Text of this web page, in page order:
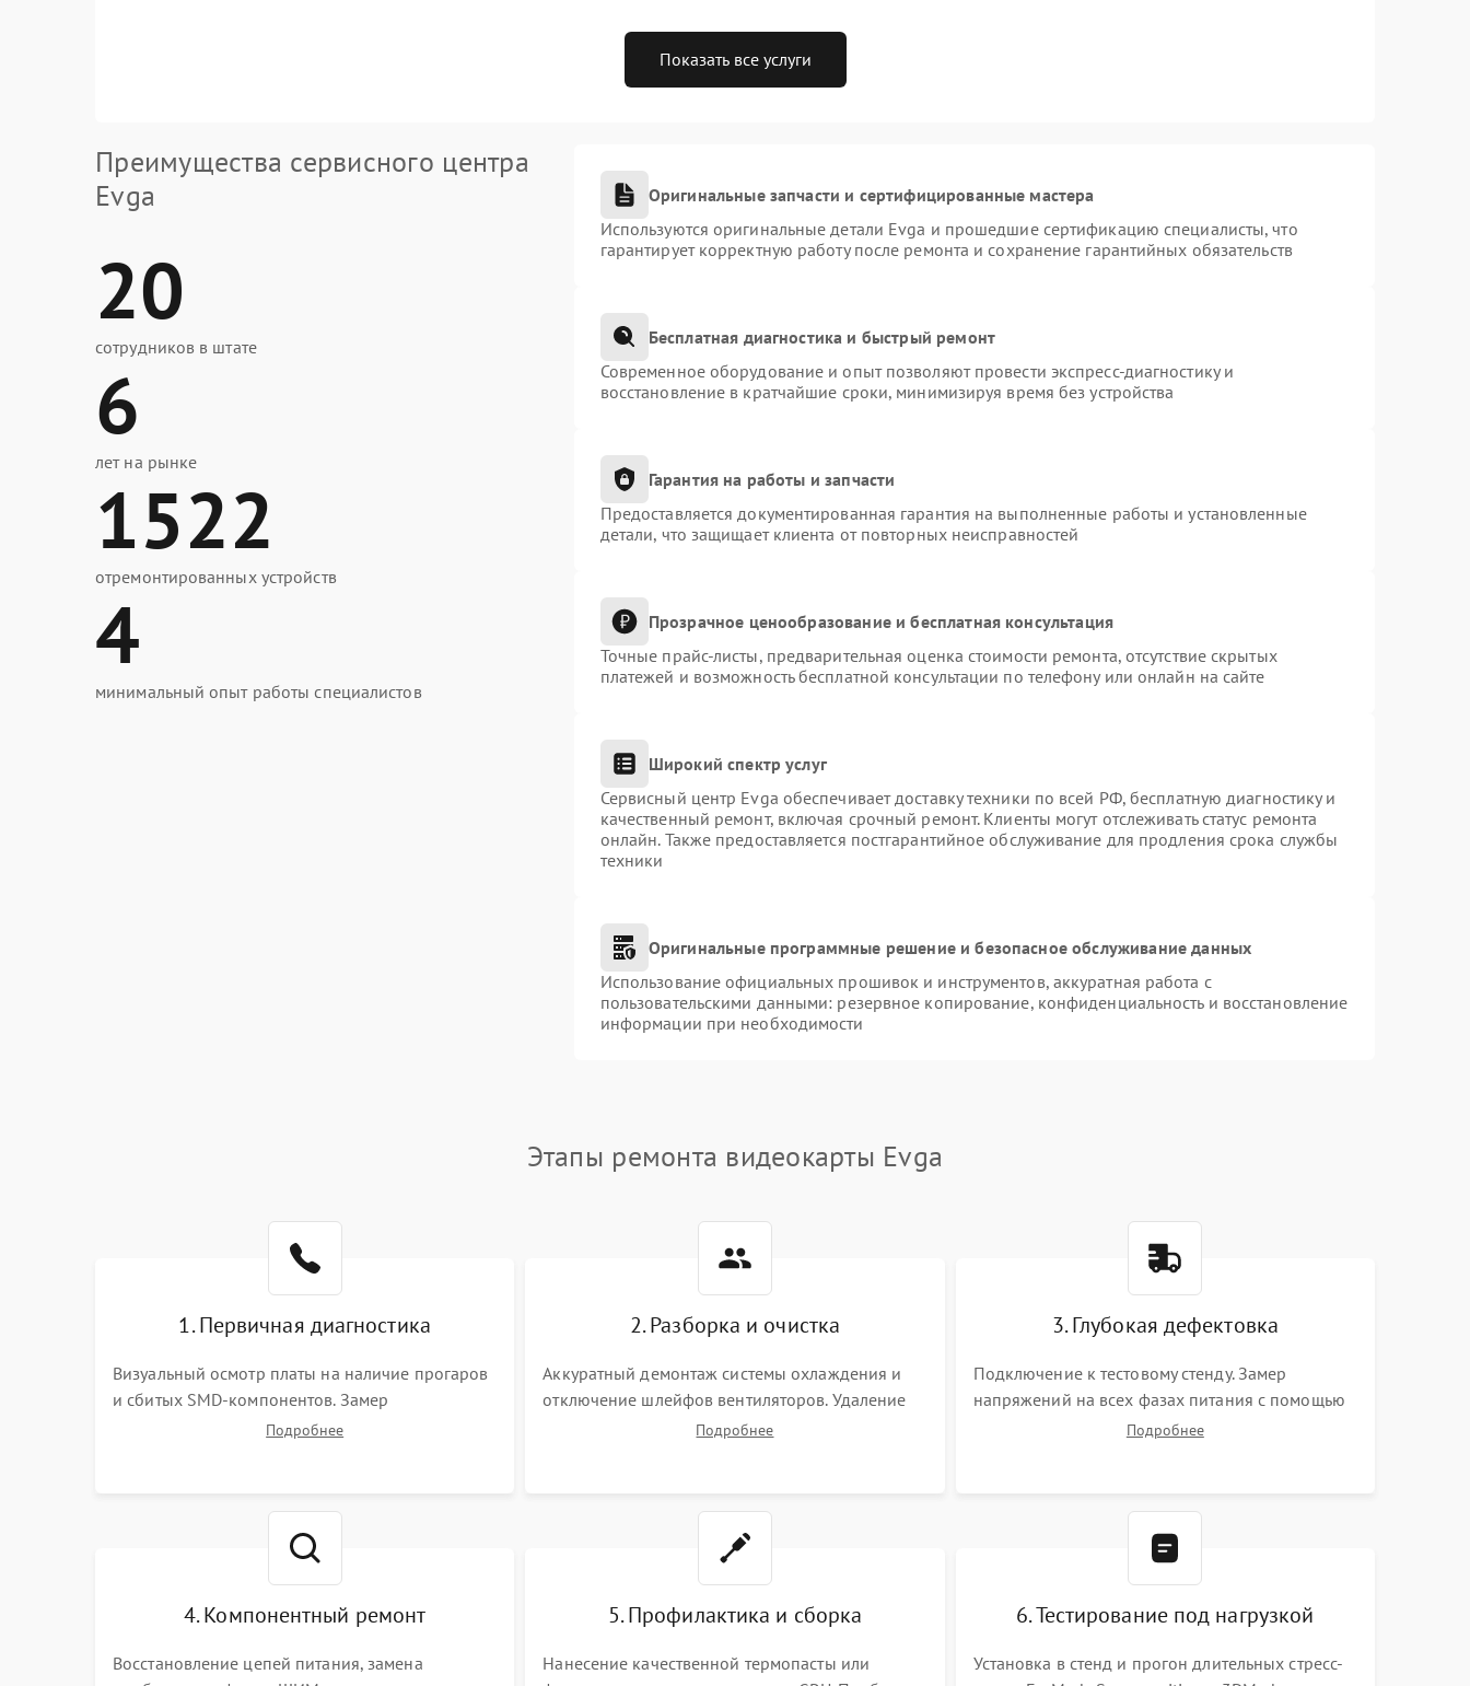
Показать все услуги
Преимущества сервисного центра
Evga
20
сотрудников в штате
6
лет на рынке
1522
отремонтированных устройств
4
минимальный опыт работы специалистов
Оригинальные запчасти и сертифицированные мастера
Используются оригинальные детали Evga и прошедшие сертификацию специалисты, что
гарантирует корректную работу после ремонта и сохранение гарантийных обязательств
Бесплатная диагностика и быстрый ремонт
Современное оборудование и опыт позволяют провести экспресс-диагностику и
восстановление в кратчайшие сроки, минимизируя время без устройства
Гарантия на работы и запчасти
Предоставляется документированная гарантия на выполненные работы и установленные
детали, что защищает клиента от повторных неисправностей
Прозрачное ценообразование и бесплатная консультация
Точные прайс-листы, предварительная оценка стоимости ремонта, отсутствие скрытых
платежей и возможность бесплатной консультации по телефону или онлайн на сайте
Широкий спектр услуг
Сервисный центр Evga обеспечивает доставку техники по всей РФ, бесплатную диагностику и
качественный ремонт, включая срочный ремонт. Клиенты могут отслеживать статус ремонта
онлайн. Также предоставляется постгарантийное обслуживание для продления срока службы
техники
Оригинальные программные решение и безопасное обслуживание данных
Использование официальных прошивок и инструментов, аккуратная работа с
пользовательскими данными: резервное копирование, конфиденциальность и восстановление
информации при необходимости
Этапы ремонта видеокарты Evga
1. Первичная диагностика
Визуальный осмотр платы на наличие прогаров
и сбитых SMD-компонентов. Замер
сопротивлений на линиях питания PCI-E и
Подробнее
2. Разборка и очистка
Аккуратный демонтаж системы охлаждения и
отключение шлейфов вентиляторов. Удаление
старой термопасты с кристалла графического
Подробнее
3. Глубокая дефектовка
Подключение к тестовому стенду. Замер
напряжений на всех фазах питания с помощью
осциллографа. Проверка инициализации.
Подробнее
4. Компонентный ремонт
Восстановление цепей питания, замена
5. Профилактика и сборка
Нанесение качественной термопасты или
6. Тестирование под нагрузкой
Установка в стенд и прогон длительных стресс-